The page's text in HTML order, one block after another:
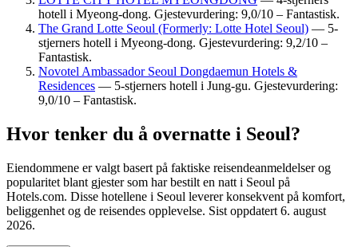
hotell i Myeong-dong. Gjestevurdering: 9,0/10 – Fantastisk.
The Grand Lotte Seoul (Formerly: Lotte Hotel Seoul) — 5-
stjerners hotell i Myeong-dong. Gjestevurdering: 9,2/10 –
Fantastisk.
Novotel Ambassador Seoul Dongdaemun Hotels &
Residences — 5-stjerners hotell i Jung-gu. Gjestevurdering:
9,0/10 – Fantastisk.
Hvor tenker du å overnatte i Seoul?
Eiendommene er valgt basert på faktiske reisendeanmeldelser og
popularitet blant gjester som har bestilt en natt i Seoul på
Hotels.com. Disse hotellene i Seoul leverer konsekvent på komfort,
beliggenhet og de reisendes opplevelse. Sist oppdatert 6. august
2026.